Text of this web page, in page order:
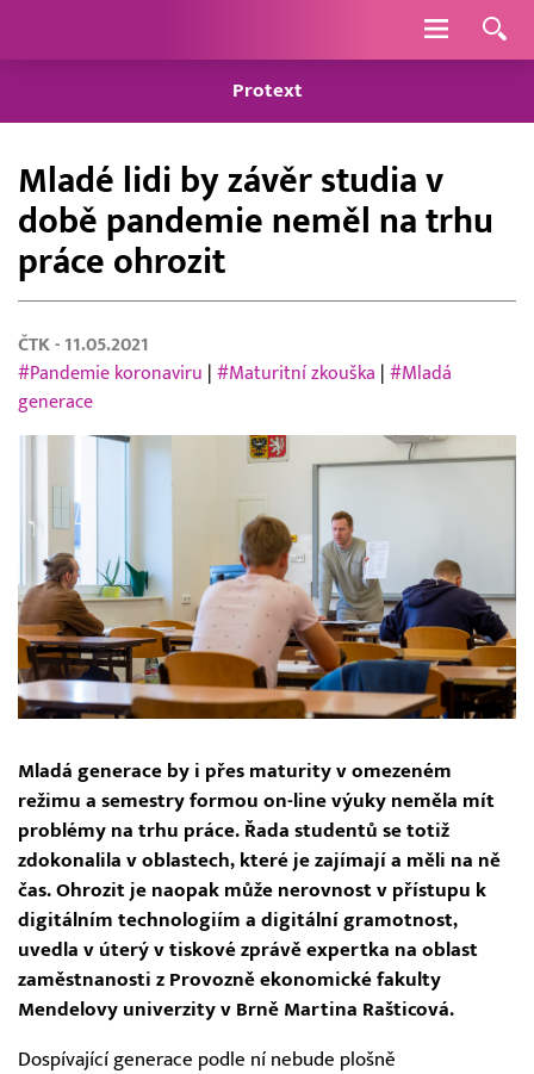
Navigace
Protext
Mladé lidi by závěr studia v
době pandemie neměl na trhu
práce ohrozit
ČTK - 11.05.2021
#Pandemie koronaviru
#Maturitní zkouška
#Mladá
generace
Mladá generace by i přes maturity v omezeném
režimu a semestry formou on-line výuky neměla mít
problémy na trhu práce. Řada studentů se totiž
zdokonalila v oblastech, které je zajímají a měli na ně
čas. Ohrozit je naopak může nerovnost v přístupu k
digitálním technologiím a digitální gramotnost,
uvedla v úterý v tiskové zprávě expertka na oblast
zaměstnanosti z Provozně ekonomické fakulty
Mendelovy univerzity v Brně Martina Rašticová.
Dospívající generace podle ní nebude plošně